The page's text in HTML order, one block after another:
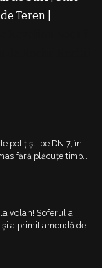
Teren
polițiști pe DN 7, în
fără plăcuțe timp
volan! Șoferul a
a primit amendă de